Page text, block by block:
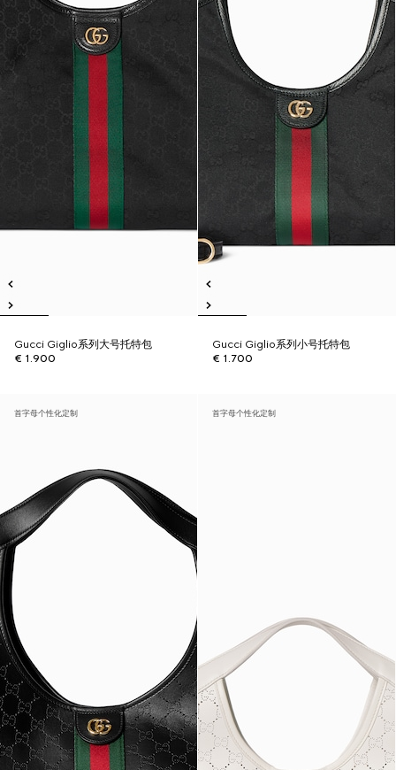
Gucci Giglio系列大号托特包
€ 1.900
Gucci Giglio系列小号托特包
€ 1.700
首字母个性化定制 首字母个性化定制